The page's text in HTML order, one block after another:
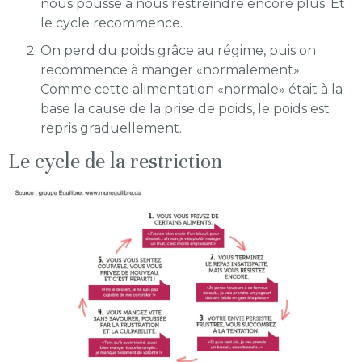
nous pousse à nous restreindre encore plus. Et
le cycle recommence.
On perd du poids grâce au régime, puis on
recommence à manger «normalement».
Comme cette alimentation «normale» était à la
base la cause de la prise de poids, le poids est
repris graduellement.
Le cycle de la restriction